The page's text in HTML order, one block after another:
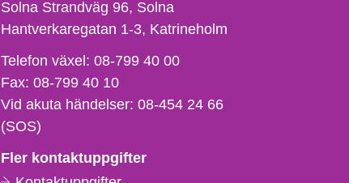
Solna Strandväg 96, Solna
Hantverkaregatan 1-3 Katrineholm
Telefon,
fax
och
e-
Telefon växel:08-799 40 00
Fax:08-799 40 10
Vid akuta händelser:08-454 24 66
(SOS)
Fler kontaktuppgifter